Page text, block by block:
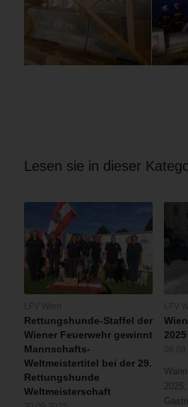
Lesen sie in dieser
Rettungshunde-Staffel der
Wiener Feuerwehr gewinnt
Mannschafts-
Weltmeistertitel bei der 29.
Rettungshunde
Weltmeisterschaft
2025